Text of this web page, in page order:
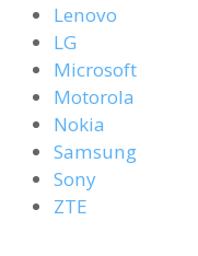
Lenovo
LG
Microsoft
Motorola
Nokia
Samsung
Sony
ZTE